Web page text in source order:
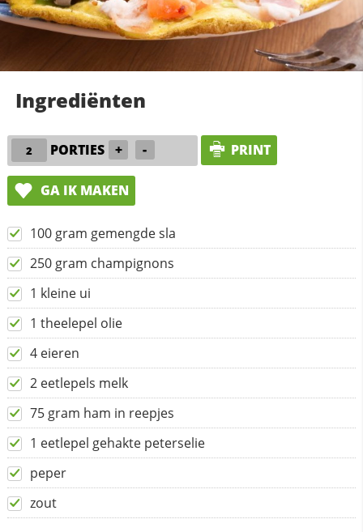
Ingrediënten
PORTIES + - PRINT
GA IK MAKEN
100 gram gemengde sla
250 gram champignons
1 kleine ui
1 theelepel olie
4 eieren
2 eetlepels melk
75 gram ham in reepjes
1 eetlepel gehakte peterselie
peper
zout